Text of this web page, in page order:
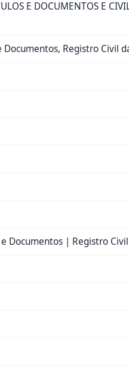
E DOCUMENTOS E
Registro Civil
| Registro Civil